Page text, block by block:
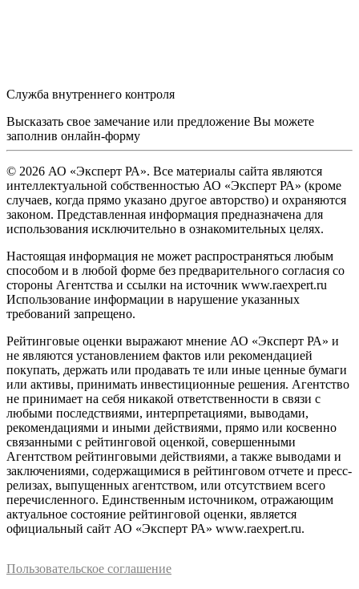
Служба внутреннего контроля
Высказать свое замечание или предложение Вы можете
заполнив онлайн-форму
© 2026 АО «Эксперт РА». Все материалы сайта являются
интеллектуальной собственностью АО «Эксперт РА» (кроме
случаев, когда прямо указано другое авторство) и охраняются
законом. Представленная информация предназначена для
использования исключительно в ознакомительных целях.
Настоящая информация не может распространяться любым
способом и в любой форме без предварительного согласия со
стороны Агентства и ссылки на источник www.raexpert.ru
Использование информации в нарушение указанных
требований запрещено.
Рейтинговые оценки выражают мнение АО «Эксперт РА» и
не являются установлением фактов или рекомендацией
покупать, держать или продавать те или иные ценные бумаги
или активы, принимать инвестиционные решения. Агентство
не принимает на себя никакой ответственности в связи с
любыми последствиями, интерпретациями, выводами,
рекомендациями и иными действиями, прямо или косвенно
связанными с рейтинговой оценкой, совершенными
Агентством рейтинговыми действиями, а также выводами и
заключениями, содержащимися в рейтинговом отчете и пресс-
релизах, выпущенных агентством, или отсутствием всего
перечисленного. Единственным источником, отражающим
актуальное состояние рейтинговой оценки, является
официальный сайт АО «Эксперт РА» www.raexpert.ru.
Пользовательское соглашение